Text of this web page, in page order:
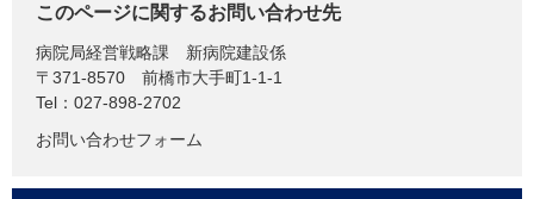
このページに関するお問い合わせ先
病院局経営戦略課
新病院建設係
〒371-8570
前橋市大手町1-1-1
Tel：027-898-2702
お問い合わせフォーム